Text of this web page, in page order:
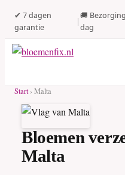
✔ 7 dagen
garantie
|
🚚
dag
Start› Malta
Bloemen
Malta